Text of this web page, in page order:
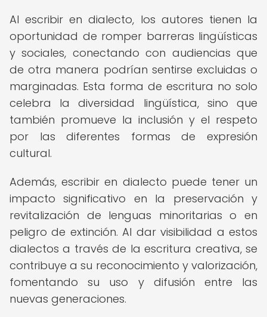
Al escribir en dialecto, los autores tienen la
oportunidad de romper barreras lingüísticas
y sociales, conectando con audiencias que
de otra manera podrían sentirse excluidas o
marginadas. Esta forma de escritura no solo
celebra la diversidad lingüística, sino que
también promueve la inclusión y el respeto
por las diferentes formas de expresión
cultural.
Además, escribir en dialecto puede tener un
impacto significativo en la preservación y
revitalización de lenguas minoritarias o en
peligro de extinción. Al dar visibilidad a estos
dialectos a través de la escritura creativa, se
contribuye a su reconocimiento y valorización,
fomentando su uso y difusión entre las
nuevas generaciones.